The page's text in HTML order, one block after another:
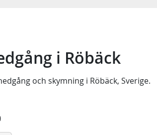
i Röbäck
och skymning i Röbäck, Sverige.